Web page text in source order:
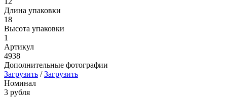
Длина упаковки
18
Высота упаковки
1
Артикул
4938
Дополнительные фотографии
Загрузить /Загрузить
Номинал
3 рубля